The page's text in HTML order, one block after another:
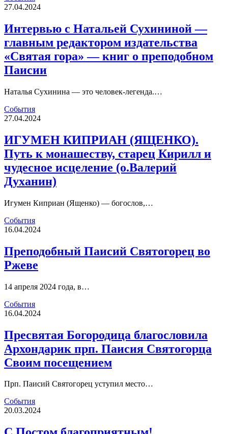
27.04.2024
Интервью с Натальей Сухининой —
главным редактором издательства
«Святая гора» — книг о преподобном
Паисии
Наталья Сухинина — это человек-легенда.…
События
27.04.2024
ИГУМЕН КИПРИАН (ЯЩЕНКО).
Путь к монашеству, старец Кирилл и
чудесное исцеление (о.Валерий
Духанин)
Игумен Киприан (Ященко) — богослов,…
События
16.04.2024
Преподобный Паисий Святогорец во
Ржеве
14 апреля 2024 года, в…
События
16.04.2024
Пресвятая Богородица благословила
Архондарик прп. Паисия Святогорца
Своим посещением
Прп. Паисий Святогорец уступил место…
События
20.03.2024